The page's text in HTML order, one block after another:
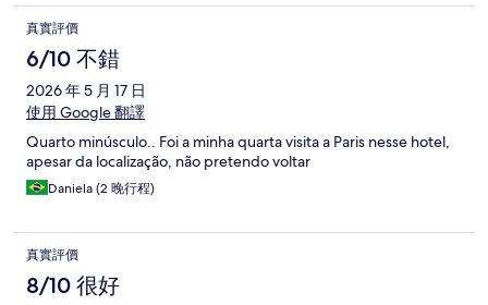
真實評價
6/10 不錯
2026 年 5 月 17 日
使用 Google 翻譯
Quarto minúsculo.. Foi a minha quarta visita a Paris nesse hotel,
apesar da localização, não pretendo voltar
Daniela (2 晚行程)
真實評價
8/10 很好